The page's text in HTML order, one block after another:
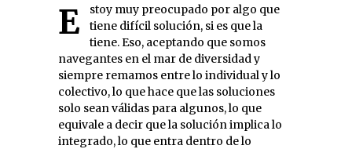
Estoy muy preocupado por algo que
tiene difícil solución, si es que la
tiene. Eso, aceptando que somos
navegantes en el mar de diversidad y
siempre remamos entre lo individual y lo
colectivo, lo que hace que las soluciones
solo sean válidas para algunos, lo que
equivale a decir que la solución implica lo
integrado, lo que entra dentro de lo